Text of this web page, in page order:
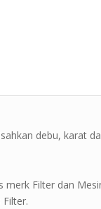
debu, karat
Filter dan